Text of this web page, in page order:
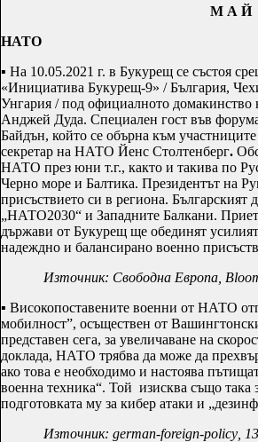
М А Й
НАТО
▪ На 10.05.2021 г. в Букурещ се състоя
«Инициатива Букурещ-9» / България,
Унгария / под официалното
Анджей Дуда. Специален гост във
Байдън, който се обърна към
секретар на НАТО Йенс Столтенберг.
НАТО през юни т.г., както и такива по
Черно море и Балтика. Президентът на
присъствието си в региона. Българският
„НАТО2030“ и Западните Балкани.
държави от Букурещ ще обединят
надеждно и балансирано военно
Източник: Свободна Европа,
▪ Високопоставените военни от НАТО
мобилност”, осъществен от
представен сега, за увеличаване на
доклада, НАТО трябва да може да
ако това е необходимо и настоява
военна техника“. Той изисква също така
подготовката му за кибер атаки и
Източник: german-foreign-policy ,